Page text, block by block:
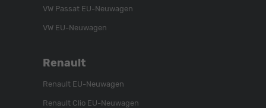
VW Passat EU-Neuwagen
VW EU-Neuwagen
Renault
Renault EU-Neuwagen
Renault Clio EU-Neuwagen